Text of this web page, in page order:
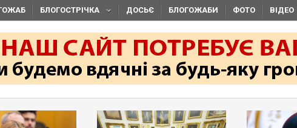
БЛОГОСТРІЧКА ДОСЬЄ БЛОГОЖАБИ ФОТО ВІДЕО